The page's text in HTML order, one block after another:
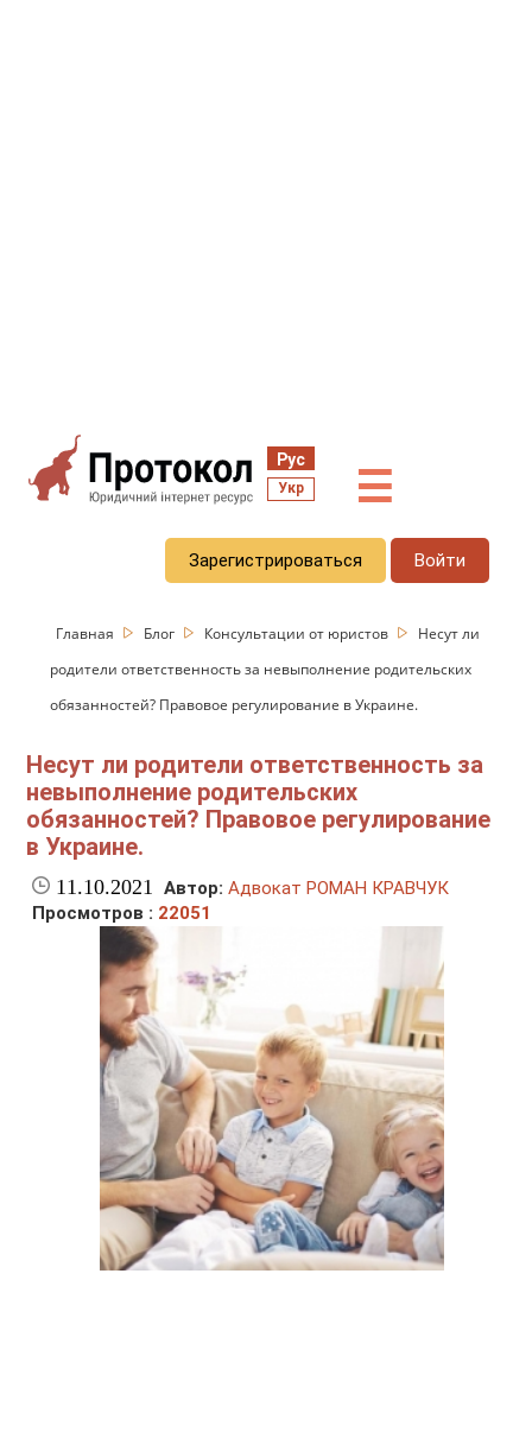
Рус
Укр ☰
Зарегистрироваться Войти
Главная Блог Консультации от юристов
Несут ли
родители ответственность за невыполнение родительских
обязанностей? Правовое регулирование в Украине.
Несут ли родители ответственность за
невыполнение родительских
обязанностей? Правовое регулирование
в Украине.
11.10.2021 Автор: Адвокат РОМАН КРАВЧУК
Просмотров : 22051